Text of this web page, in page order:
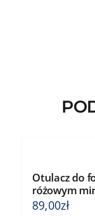
Otulacz do
różowym
89,00zł